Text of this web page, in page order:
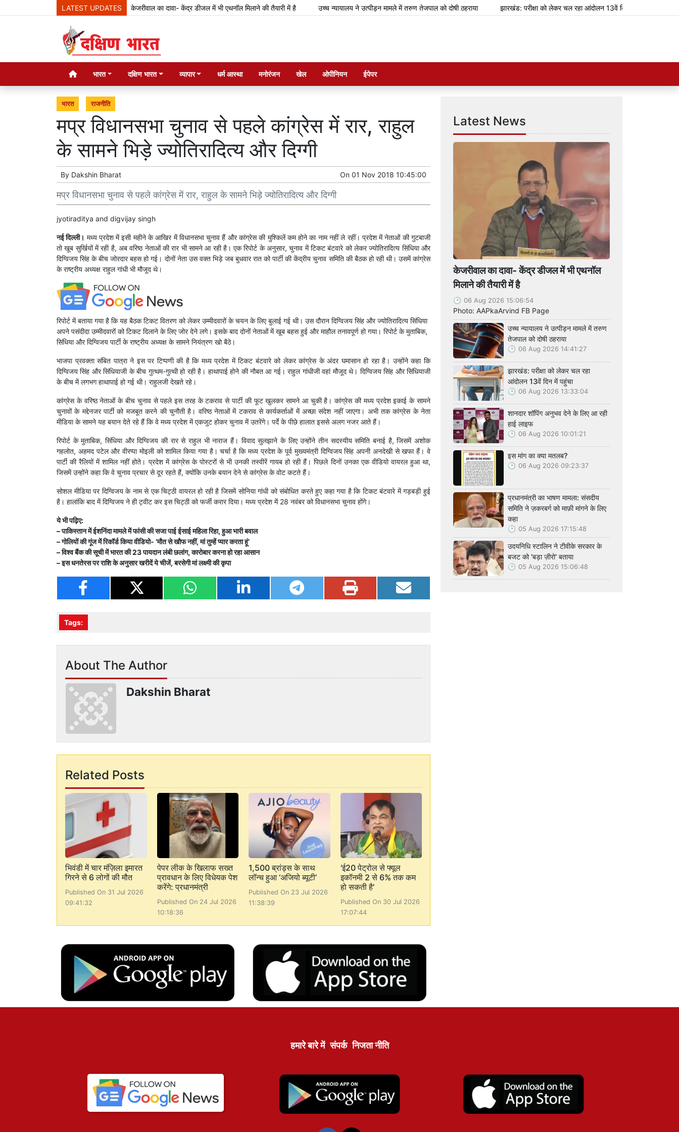
LATEST UPDATESकेजरीवाल का दावा- केंद्र डीजल में भी एथनॉल मिलाने की तैयारी में है उच्च न्यायालय ने उत्पीड़न मामले में तरुण तेजपाल को दोषी ठहराया झारखंड: परीक्षा को लेकर चल रहा आंदोलन 13वें दिन में पहुंचा
भारत दक्षिण भारत व्यापार धर्म आस्था मनोरंजन खेल ओपीनियन ईपेपर
भारत राजनीति
मप्र विधानसभा चुनाव से ​पहले कांग्रेस में ​रार, राहुल
के सामने भिड़े ज्योतिरादित्य और दिग्गी
By Dakshin Bharat On 01 Nov 2018 10:45:00
मप्र विधानसभा चुनाव से ​पहले कांग्रेस में ​रार, राहुल के सामने भिड़े ज्योतिरादित्य और दिग्गी
jyotiraditya and digvijay singh
नई दिल्ली। मध्य प्रदेश में इसी महीने के आखिर में ​विधानसभा चुनाव हैं और कांग्रेस की मुश्किलें कम होने का नाम नहीं ले रहीं। प्रदेश में नेताओं की गुटबाजी
तो खूब सुर्खियों में रही है, अब वरिष्ठ नेताओं की रार भी सामने आ रही है। एक रिपोर्ट के अनुसार, चुनाव में टिकट बंटवारे को लेकर ज्योतिरादित्य सिंधिया और
दिग्विजय सिंह के बीच जोरदार बहस हो गई। दोनों नेता उस वक्त भिड़े जब बुधवार रात को पार्टी की केंद्रीय चुनाव समिति की बैठक हो रही थी। उसमें कांग्रेस
के राष्ट्रीय अध्यक्ष राहुल गांधी भी मौजूद थे।
रिपोर्ट में बताया गया है कि यह बैठक टिकट वितरण को लेकर उम्मीदवारों के चयन के लिए बुलाई गई थी। उस दौरान दिग्विजय सिंह और ज्योतिरादित्य सिंधिया
अपने पसंदीदा उम्मीदवारों को टिकट दिलाने के लिए जोर देने लगे। इसके बाद दोनों नेताओं में खूब बहस हुई और माहौल तनावपूर्ण हो गया। रिपोर्ट के मुताबिक,
सिंधिया और दिग्विजय पार्टी के राष्ट्रीय अध्यक्ष के सामने नियंत्रण खो बैठे।
भाजपा प्रवक्ता संबित पात्रा ने इस पर टिप्पणी की है कि मध्य प्रदेश में टिकट बंटवारे को लेकर कांग्रेस के अंदर घमासान हो रहा है। उन्होंने कहा कि
दिग्विजय सिंह और सिंधियाजी के बीच गुत्थम-गुत्थी हो रही है। हाथापाई होने की नौबत आ गई। राहुल गांधीजी वहां मौजूद थे। दिग्विजय सिंह और सिंधियाजी
के बीच में लगभग हाथापाई हो गई थी। राहुलजी देखते रहे।
कांग्रेस के वरिष्ठ नेताओं के बीच चुनाव से पहले इस तरह के टकराव से पार्टी की फूट खुलकर सामने आ चुकी है। कांग्रेस की मध्य प्रदेश इकाई के सामने
चुनावों के मद्देनजर पार्टी को मजबूत करने की चुनौती है। वरिष्ठ नेताओं में टकराव से कार्यकर्ताओं में अच्छा संदेश नहीं जाएगा। अभी तक कांग्रेस के नेता
मीडिया के सामने यह बयान देते रहे हैं कि वे मध्य प्रदेश में एकजुट होकर चुनाव में उतरेंगे। पर्दे के पीछे हालात इससे अलग नजर आते हैं।
रिपोर्ट के मुताबिक, सिंधिया और दिग्विजय की रार से राहुल भी नाराज हैं। विवाद सुलझाने के लिए उन्होंने तीन सदस्यीय समिति बनाई है, जिसमें अशोक
गहलोत, अहमद पटेल और वीरप्पा मोइली को शामिल किया गया है। चर्चा है कि मध्य प्रदेश के पूर्व मुख्यमंत्री दिग्विजय सिंह अपनी अनदेखी से खफा हैं। वे
पार्टी की रैलियों में शामिल नहीं होते। प्रदेश में कांग्रेस के पोस्टरों से भी उनकी तस्वीरें गायब हो रही हैं। पिछले दिनों उनका एक वीडियो वायरल हुआ था,
जिसमें उन्होंने कहा कि वे चुनाव प्रचार से दूर रहते हैं, क्योंकि उनके बयान देने से कांग्रेस के वोट कटते हैं।
सोशल मीडिया पर दिग्विजय के नाम से एक चिट्ठी वायरल हो रही है जिसमें सोनिया गांधी को संबोधित करते हुए कहा गया है कि टिकट बंटवारे में गड़बड़ी हुई
है। हालांकि बाद में दिग्विजय ने ही ट्वीट कर इस चिट्ठी को फर्जी करार दिया। मध्य प्रदेश में 28 नवंबर को विधानसभा चुनाव होंगे।
ये भी पढ़िए:
– पाकिस्तान में ईशनिंदा मामले में फांसी की सजा पाई ईसाई महिला रिहा, हुआ भारी बवाल
– गोलियों की गूंज में रिकॉर्ड किया वीडियो- ‘मौत से खौफ नहीं, मां तुम्हें प्यार करता हूं’
– विश्व बैंक की सूची में भारत की 23 पायदान लंबी छलांग, कारोबार करना हो रहा आसान
– इस धनतेरस पर राशि के अनुसार खरीदें ये चीजें, बरसेगी मां लक्ष्मी की कृपा
Tags:
About The Author
Dakshin Bharat
Related Posts
भिवंडी में चार मंज़िला इमारत
गिरने से 6 लोगों की मौत
Published On 31 Jul 2026
09:41:32
पेपर लीक के खिलाफ सख्त
प्रावधान के लिए विधेयक पेश
करेंगे: प्रधानमंत्री
Published On 24 Jul 2026
10:18:36
1,500 ब्रांड्स के साथ
लॉन्च हुआ ‘अजियो ब्यूटी’
Published On 23 Jul 2026
11:38:39
'ई20 पेट्रोल से फ्यूल
इकॉनमी 2 से 6% तक कम
हो सकती है'
Published On 30 Jul 2026
17:07:44
Latest News
केजरीवाल का दावा- केंद्र डीजल में भी एथनॉल
मिलाने की तैयारी में है
06 Aug 2026 15:06:54
Photo: AAPkaArvind FB Page
उच्च न्यायालय ने उत्पीड़न मामले में तरुण
तेजपाल को दोषी ठहराया
06 Aug 2026 14:41:27
झारखंड: परीक्षा को लेकर चल रहा
आंदोलन 13वें दिन में पहुंचा
06 Aug 2026 13:33:04
शानदार शॉपिंग अनुभव देने के लिए आ रही
हाई लाइफ
06 Aug 2026 10:01:21
इस मांग का क्या मतलब?
06 Aug 2026 09:23:37
प्रधानमंत्री का भाषण मामला: संसदीय
समिति ने ज़करबर्ग को माफ़ी मांगने के लिए
कहा
05 Aug 2026 17:15:48
उदयनिधि स्टालिन ने टीवीके सरकार के
बजट को 'बड़ा ज़ीरो' बताया
05 Aug 2026 15:06:48
हमारे बारे में संपर्क निजता नीति